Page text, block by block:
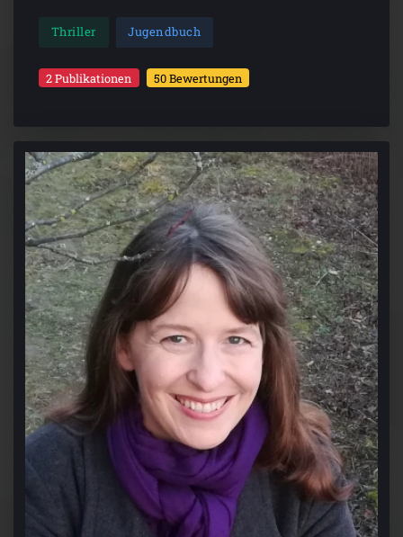
Thriller Jugendbuch
2 Publikationen 50 Bewertungen